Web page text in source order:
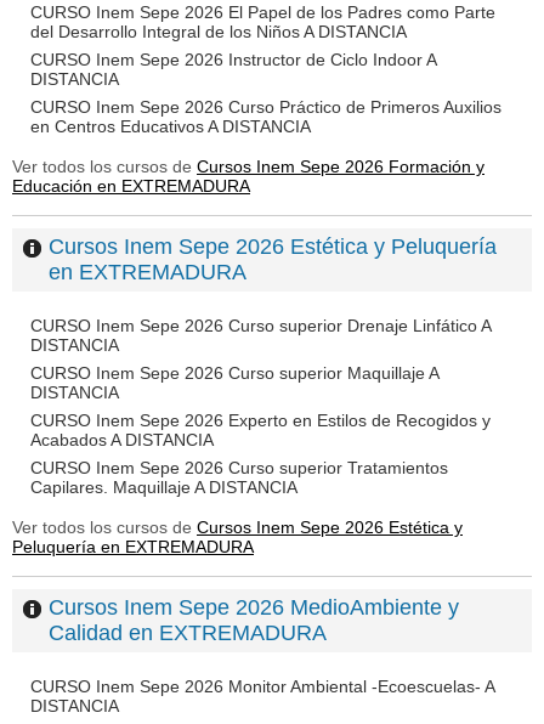
CURSO Inem Sepe 2026 El Papel de los Padres como Parte
del Desarrollo Integral de los Niños A DISTANCIA
CURSO Inem Sepe 2026 Instructor de Ciclo Indoor A
DISTANCIA
CURSO Inem Sepe 2026 Curso Práctico de Primeros Auxilios
en Centros Educativos A DISTANCIA
Ver todos los cursos de Cursos Inem Sepe 2026 Formación y
Educación en EXTREMADURA
Cursos Inem Sepe 2026 Estética y Peluquería
en EXTREMADURA
CURSO Inem Sepe 2026 Curso superior Drenaje Linfático A
DISTANCIA
CURSO Inem Sepe 2026 Curso superior Maquillaje A
DISTANCIA
CURSO Inem Sepe 2026 Experto en Estilos de Recogidos y
Acabados A DISTANCIA
CURSO Inem Sepe 2026 Curso superior Tratamientos
Capilares. Maquillaje A DISTANCIA
Ver todos los cursos de Cursos Inem Sepe 2026 Estética y
Peluquería en EXTREMADURA
Cursos Inem Sepe 2026 MedioAmbiente y
Calidad en EXTREMADURA
CURSO Inem Sepe 2026 Monitor Ambiental -Ecoescuelas- A
DISTANCIA